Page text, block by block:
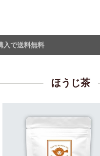
入で送料無料
ほうじ茶